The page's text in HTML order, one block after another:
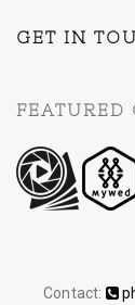
GET IN
FEATURED
Contact: